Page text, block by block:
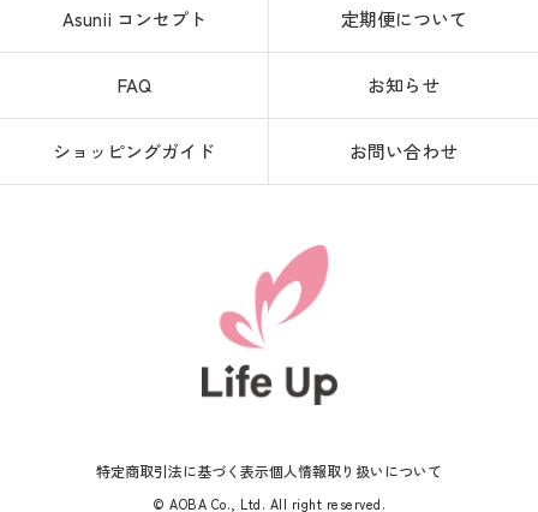
Asunii コンセプト 定期便について
FAQ お知らせ
ショッピングガイド お問い合わせ
特定商取引法に基づく表示個人情報取り扱いについて
© AOBA Co., Ltd. All right reserved.